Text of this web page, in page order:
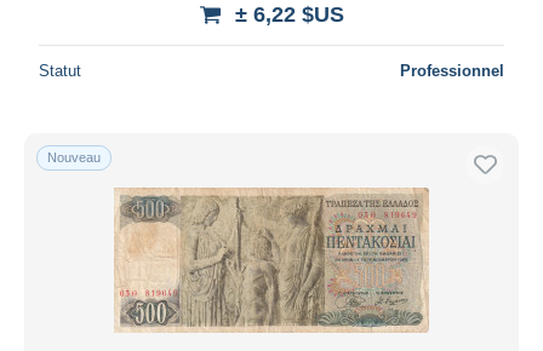
± 6,22 $US
Statut Professionnel
Nouveau